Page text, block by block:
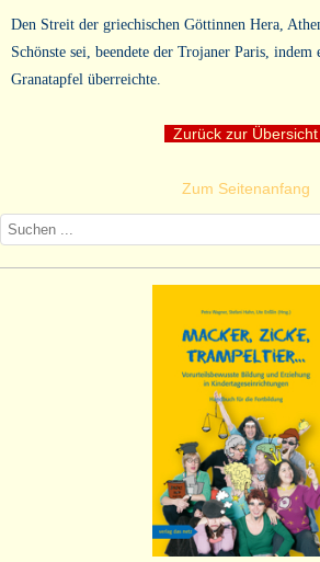
Den Streit der griechischen Göttinnen Hera,
Schönste sei, beendete der Trojaner Paris,
Granatapfel überreichte.
Zurück zur Übersicht
Zum Seitenanfang